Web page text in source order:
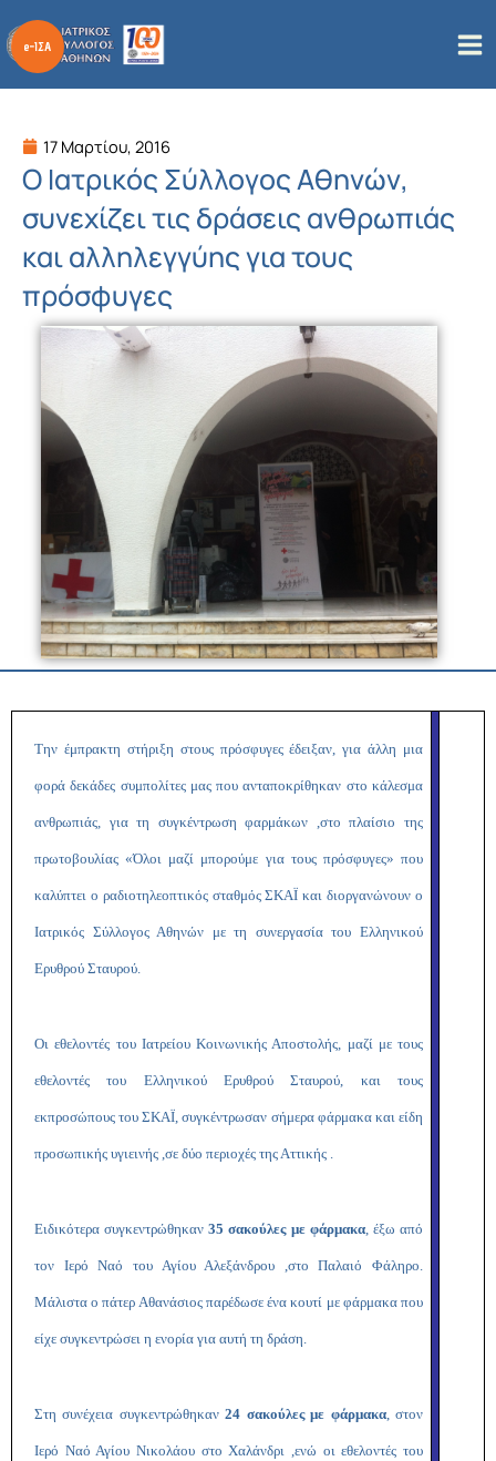
στο
περιεχόμενο
17 Μαρτίου, 2016
Ο Ιατρικός Σύλλογος Αθηνών,
συνεχίζει τις δράσεις ανθρωπιάς
και αλληλεγγύης για τους
πρόσφυγες
Την έμπρακτη στήριξη στους πρόσφυγες έδειξαν, για άλλη μια
φορά δεκάδες συμπολίτες μας που ανταποκρίθηκαν στο κάλεσμα
ανθρωπιάς, για τη συγκέντρωση φαρμάκων ,στο πλαίσιο της
πρωτοβουλίας «Όλοι μαζί μπορούμε για τους πρόσφυγες» που
καλύπτει ο ραδιοτηλεοπτικός σταθμός ΣΚΑΪ και διοργανώνουν ο
Ιατρικός Σύλλογος Αθηνών με τη συνεργασία του Ελληνικού
Ερυθρού Σταυρού.
Οι εθελοντές του Ιατρείου Κοινωνικής Αποστολής, μαζί με τους
εθελοντές του Ελληνικού Ερυθρού Σταυρού, και τους
εκπροσώπους του ΣΚΑΪ, συγκέντρωσαν σήμερα φάρμακα και είδη
προσωπικής υγιεινής ,σε δύο περιοχές της Αττικής .
Ειδικότερα συγκεντρώθηκαν35 σακούλες με φάρμακα, έξω από
τον Ιερό Ναό του Αγίου Αλεξάνδρου ,στο Παλαιό Φάληρο.
Μάλιστα ο πάτερ Αθανάσιος παρέδωσε ένα κουτί με φάρμακα που
είχε συγκεντρώσει η ενορία για αυτή τη δράση.
Στη συνέχεια συγκεντρώθηκαν24 σακούλες με φάρμακα, στον
Ιερό Ναό Αγίου Νικολάου στο Χαλάνδρι ,ενώ οι εθελοντές του